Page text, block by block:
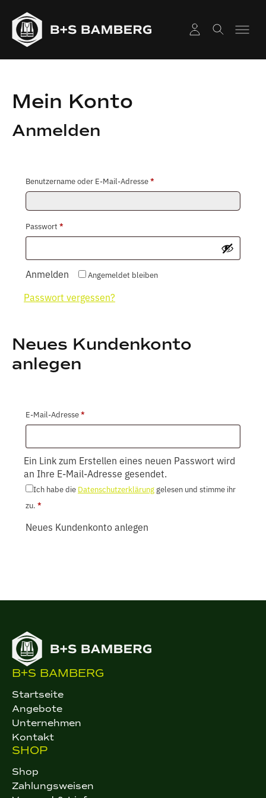
Mein Konto
Anmelden
Benutzername oder E-Mail-Adresse*
Passwort *
Angemeldet bleiben
Anmelden
Passwort vergessen?
Neues Kundenkonto
anlegen
E-Mail-Adresse*
Ein Link zum Erstellen eines neuen Passwort wird
an Ihre E-Mail-Adresse gesendet.
Ich habe die Datenschutzerklärung gelesen und stimme ihr
zu. *
Neues Kundenkonto anlegen
B+S BAMBERG
Startseite
Angebote
Unternehmen
Kontakt
SHOP
Shop
Zahlungsweisen